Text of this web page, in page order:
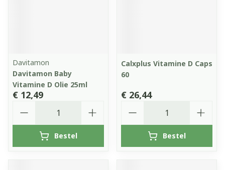
Davitamon
Davitamon Baby
Vitamine D Olie 25ml
€ 12,49
Bestel
Calxplus Vitamine D Caps
60
€ 26,44
Bestel